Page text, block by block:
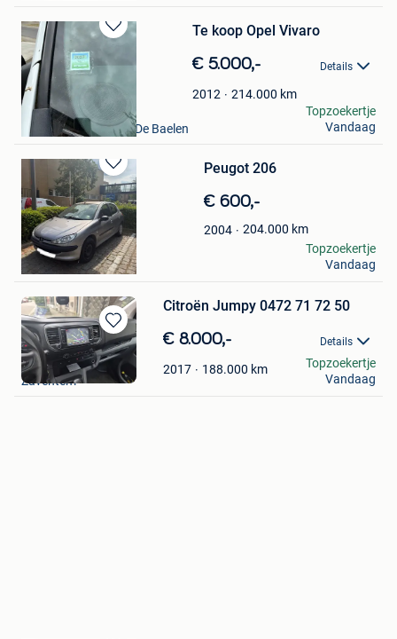
Bewaren
Favorieten
Te koop Opel Vivaro
€ 5.000,- Details
2012 214.000 km
willems
Welkenraedt+ Partie De Baelen
Topzoekertje
Vandaag
Bewaren
in
Mijn
Favorieten
Peugot 206
€ 600,-
2004 204.000 km
Jan
Deurne
Topzoekertje
Vandaag
Bewaren
in
Mijn
Favorieten
Citroën Jumpy 0472 71 72 50
€ 8.000,- Details
2017 188.000 km
Catalin
Zaventem
Topzoekertje
Vandaag